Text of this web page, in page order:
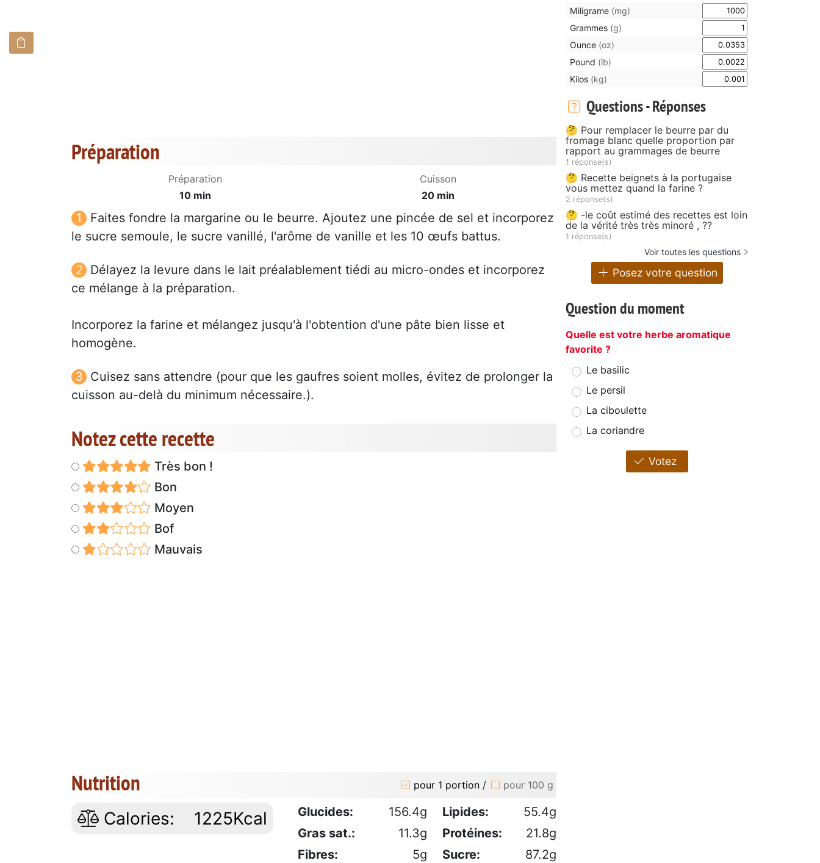
Préparation
Préparation
10 min
Cuisson
20 min
Faites fondre la margarine ou le beurre. Ajoutez une pincée de sel et incorporez
le sucre semoule, le sucre vanillé, l'arôme de vanille et les 10 œufs battus.
Délayez la levure dans le lait préalablement tiédi au micro-ondes et incorporez
ce mélange à la préparation.
Incorporez la farine et mélangez jusqu'à l'obtention d'une pâte bien lisse et
homogène.
Cuisez sans attendre (pour que les gaufres soient molles, évitez de prolonger la
cuisson au-delà du minimum nécessaire.).
Notez cette recette
Très bon !
Bon
Moyen
Bof
Mauvais
Nutrition pour 1 portion / pour 100 g
Calories: 1225Kcal Glucides: 156.4g Lipides:
55.4g
Gras sat.:
11.3g Protéines:
21.8g
Fibres:
5g Sucre: 87.2g
Miligrame (mg)
Grammes (g)
Ounce (oz)
Pound (lb)
Kilos (kg)
Questions - Réponses
🤔 Pour remplacer le beurre par du
fromage blanc quelle proportion par
rapport au grammages de beurre
1 réponse(s)
🤔 Recette beignets à la portugaise
vous mettez quand la farine ?
2 réponse(s)
🤔 -le coût estimé des recettes est loin
de la vérité très très minoré , ??
1 réponse(s)
Voir toutes les questions
Posez votre question
Question du moment
Quelle est votre herbe aromatique
favorite ?
Le basilic
Le persil
La ciboulette
La coriandre
Votez